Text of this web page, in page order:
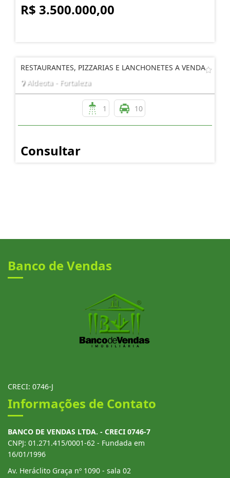
R$ 3.500.000,00
RESTAURANTES, PIZZARIAS E LANCHONETES A VENDA
Aldeota - Fortaleza
1 10
Consultar
Banco de Vendas
CRECI: 0746-J
Informações de Contato
BANCO DE VENDAS LTDA. - CRECI 0746-7
CNPJ: 01.271.415/0001-62 - Fundada em
16/01/1996
Av. Heráclito Graça nº 1090 - sala 02